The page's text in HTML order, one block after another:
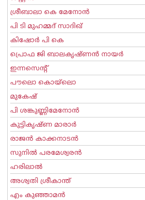
ശ്രീബാലാ കെ മേനോന്‍
പി ടി മുഹമ്മദ് സാദിഖ്‌
കിഷോർ പി കെ
പ്രൊഫ ജി ബാലകൃഷ്ണന്‍ നായര്‍
ഇന്നസെന്റ്‌
പൗലൊ കൊയ്ലൊ
മുകേഷ്
പി ശങ്കുണ്ണിമേനോന്‍
കുട്ടികൃഷ്ണ മാരാര്‍
രാജന്‍ കാക്കനാടന്‍
സുനില്‍ പരമേശ്വരന്‍
ഹരിലാല്‍
അശ്വതി ശ്രീകാന്ത്
എം കുഞ്ഞാമന്‍